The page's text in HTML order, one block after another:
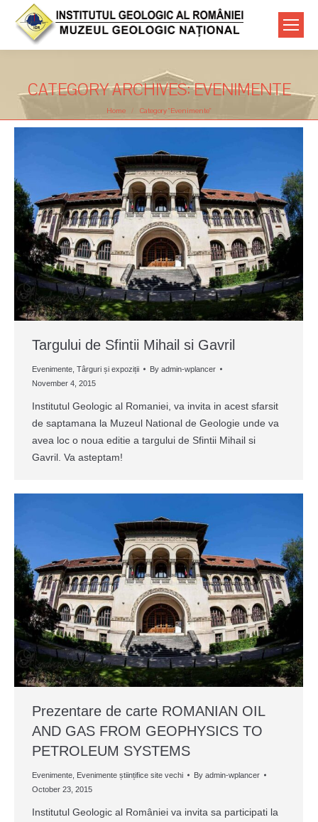
CATEGORY ARCHIVES:EVENIMENTE
You are here:
Home Category "Evenimente"
Targului de Sfintii Mihail si Gavril
Evenimente Târguri și expoziții By admin-wplancer
November 4, 2015
Institutul Geologic al Romaniei, va invita in acest sfarsit
de saptamana la Muzeul National de Geologie unde va
avea loc o noua editie a targului de Sfintii Mihail si
Gavril. Va asteptam!
Prezentare de carte ROMANIAN OIL
AND GAS FROM GEOPHYSICS TO
PETROLEUM SYSTEMS
Evenimente Evenimente științifice site vechi By admin-wplancer
October 23, 2015
Institutul Geologic al României va invita sa participati la